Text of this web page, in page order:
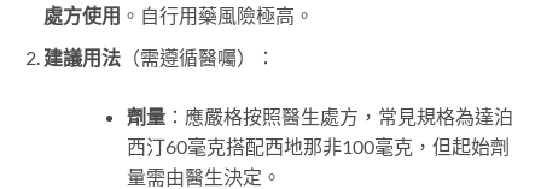
處方使用 。自行用藥風險極高。
建議用法（需遵循醫囑）：
劑量：應嚴格按照醫生處方，常見規格為達泊
西汀60毫克搭配西地那非100毫克，但起始劑
量需由醫生決定。